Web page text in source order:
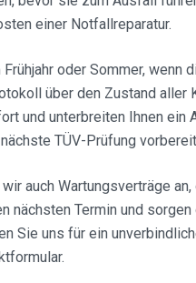
einer Notfallreparatur.
oder Sommer, wenn
über den Zustand aller
und unterbreiten Ihnen ein
TÜV-Prüfung
auch Wartungsverträge
nächsten Termin und
Sie uns für ein